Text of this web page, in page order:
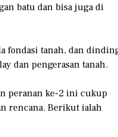
batu dan bisa juga di
fondasi tanah, dan
dan pengerasan tanah.
peranan ke-2 ini cukup
rencana. Berikut ialah